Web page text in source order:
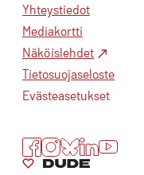
Yhteystiedot
Mediakortti
Näköislehdet
Tietosuojaseloste
Evästeasetukset
Facebook
Instagram
BlueskyLinkedIn
YouTube